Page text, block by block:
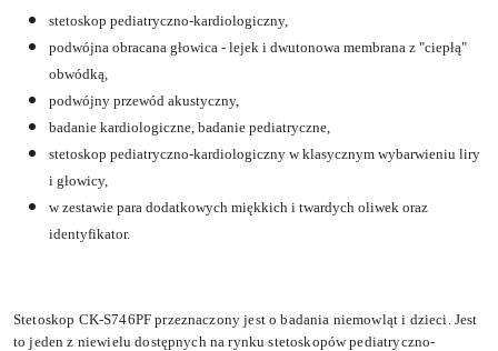
stetoskop pediatryczno-kardiologiczny,
podwójna obracana głowica - lejek i dwutonowa membrana z "ciepłą"
obwódką,
podwójny przewód akustyczny,
badanie kardiologiczne, badanie pediatryczne,
stetoskop pediatryczno-kardiologiczny w klasycznym wybarwieniu liry
i głowicy,
w zestawie para dodatkowych miękkich i twardych oliwek oraz
identyfikator.
Stetoskop CK-S746PF przeznaczony jest o badania niemowląt i dzieci. Jest
to jeden z niewielu dostępnych na rynku stetoskopów pediatryczno-